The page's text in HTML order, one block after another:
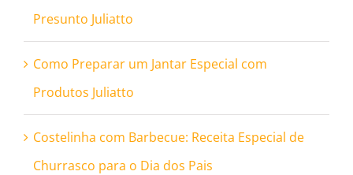
Presunto Juliatto
Como Preparar um Jantar Especial com
Produtos Juliatto
Costelinha com Barbecue: Receita Especial de
Churrasco para o Dia dos Pais